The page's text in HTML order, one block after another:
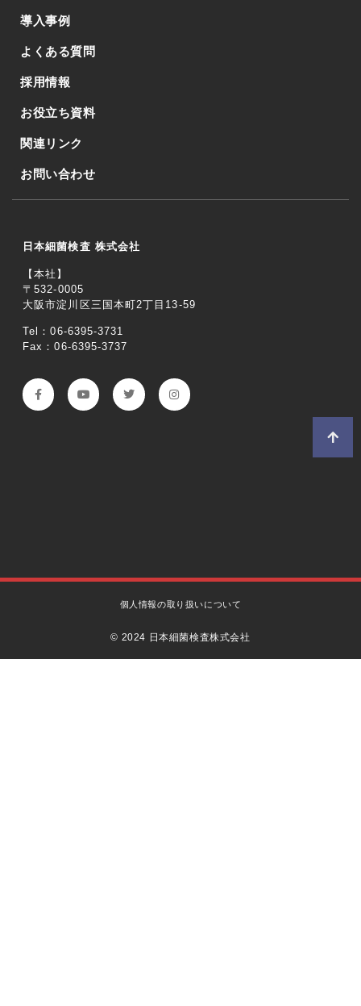
導入事例
よくある質問
採用情報
お役立ち資料
関連リンク
お問い合わせ
日本細菌検査 株式会社
【本社】
〒532-0005
大阪市淀川区三国本町2丁目13-59
Tel：06-6395-3731
Fax：06-6395-3737
© 2024 日本細菌検査株式会社
個人情報の取り扱いについて